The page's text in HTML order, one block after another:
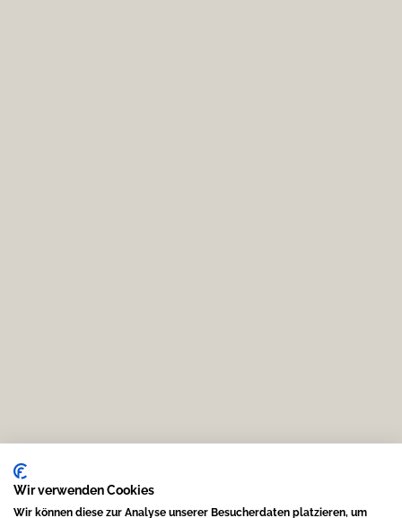
Wir verwenden Cookies
Wir können diese zur Analyse unserer Besucherdaten platzieren, um